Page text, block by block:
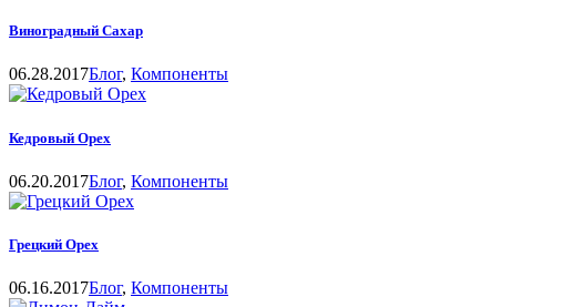
Виноградный Сахар
06.28.2017Блог, Компоненты
Кедровый Орех
06.20.2017Блог, Компоненты
Грецкий Орех
06.16.2017Блог, Компоненты